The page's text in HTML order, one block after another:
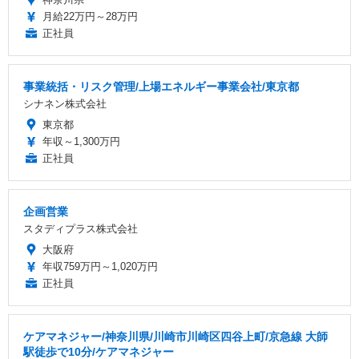
月給22万円～28万円
正社員
事業統括・リスク管理/上場エネルギー事業会社/東京都
シナネン株式会社
東京都
年収～1,300万円
正社員
企画営業
スタディプラス株式会社
大阪府
年収759万円～1,020万円
正社員
ケアマネジャー/神奈川県/川崎市川崎区四谷上町/京急線 大師
駅徒歩で10分/ケアマネジャー